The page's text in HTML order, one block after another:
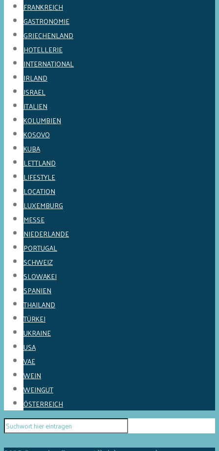
FRANKREICH
GASTRONOMIE
GRIECHENLAND
HOTELLERIE
INTERNATIONAL
IRLAND
ISRAEL
ITALIEN
KOLUMBIEN
KOSOVO
KUBA
LETTLAND
LIFESTYLE
LOCATION
LUXEMBURG
MESSE
NIEDERLANDE
PORTUGAL
SCHWEIZ
SLOWAKEI
SPANIEN
THAILAND
TÜRKEI
UKRAINE
USA
VAE
WEIN
WEINGUT
ÖSTERREICH